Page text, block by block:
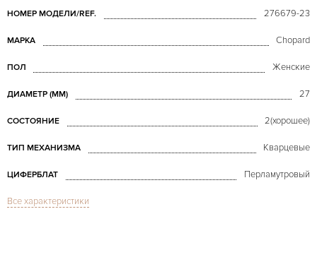
НОМЕР МОДЕЛИ/REF. 276679-23
МАРКА Chopard
ПОЛ Женские
ДИАМЕТР (MM) 27
СОСТОЯНИЕ 2(хорошее)
ТИП МЕХАНИЗМА Кварцевые
ЦИФЕРБЛАТ Перламутровый
СТЕКЛО
Все характеристики